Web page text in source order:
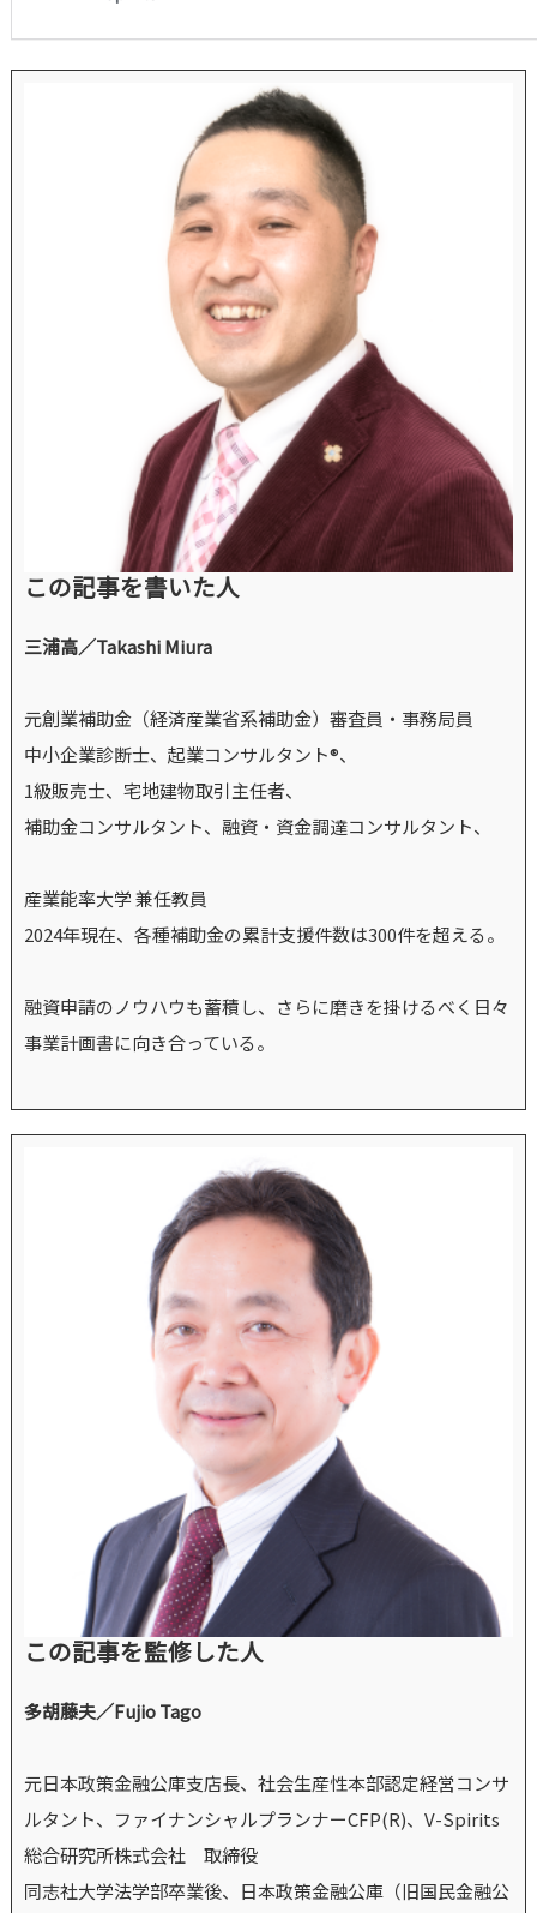
この記事を書いた人
三浦高／Takashi Miura
元創業補助金（経済産業省系補助金）審査員・事務局員
中小企業診断士、起業コンサルタント®、
1級販売士、宅地建物取引主任者、
補助金コンサルタント、融資・資金調達コンサルタント、
産業能率大学 兼任教員
2024年現在、各種補助金の累計支援件数は300件を超える。
融資申請のノウハウも蓄積し、さらに磨きを掛けるべく日々
事業計画書に向き合っている。
この記事を監修した人
多胡藤夫／Fujio Tago
元日本政策金融公庫支店長、社会生産性本部認定経営コンサ
ルタント、ファイナンシャルプランナーCFP(R)、V-Spirits
総合研究所株式会社 取締役
同志社大学法学部卒業後、日本政策金融公庫（旧国民金融公